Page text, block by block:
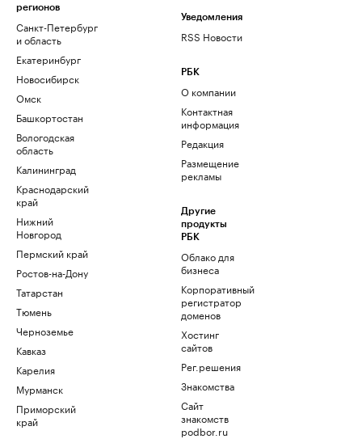
регионов
Санкт-Петербург
и область
Екатеринбург
Новосибирск
Омск
Башкортостан
Вологодская
область
Калининград
Краснодарский
край
Нижний
Новгород
Пермский край
Ростов-на-Дону
Татарстан
Тюмень
Черноземье
Кавказ
Карелия
Мурманск
Приморский
край
Уведомления
RSS Новости
РБК
О компании
Контактная
информация
Редакция
Размещение
рекламы
Другие
продукты
РБК
Облако для
бизнеса
Корпоративный
регистратор
доменов
Хостинг
сайтов
Рег.решения
Знакомства
Сайт
знакомств
podbor.ru